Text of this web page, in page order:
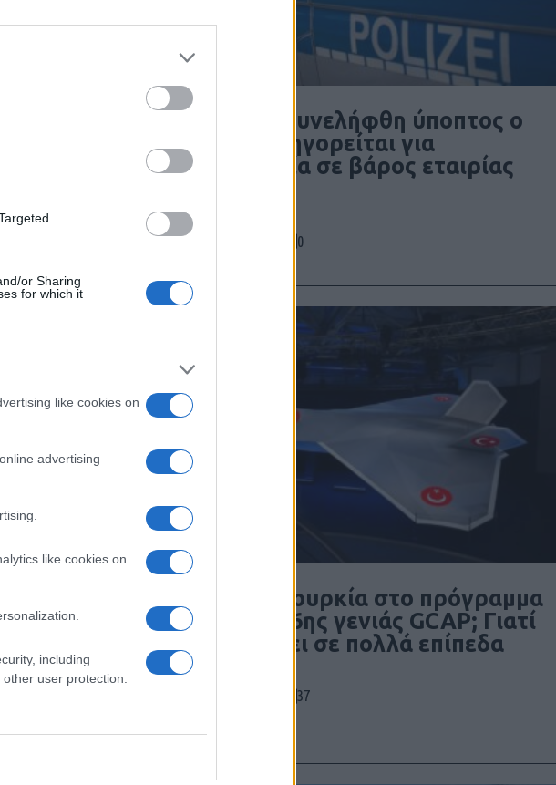
or Sharing
for which it
like cookies on
advertising
like cookies on
including
user protection.
τον
Γερμανία: Συνελήφθη ύποπτος ο
οποίος κατηγορείται για
κατασκοπεία σε βάρος εταιρίας
06/08/2026 0
Θα μπει η Τουρκία στο πρόγραμμα
μαχητικού 6ης γενιάς GCAP; Γιατί
τη συμφέρει σε πολλά επίπεδα
37